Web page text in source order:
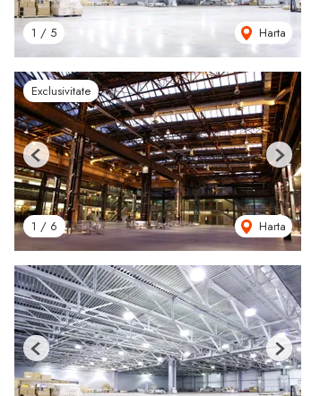
1 / 5 Harta
Exclusivitate
1 / 6 Harta
Previous Next
Previous Next